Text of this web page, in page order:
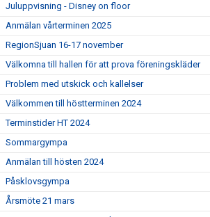
Juluppvisning - Disney on floor
Anmälan vårterminen 2025
RegionSjuan 16-17 november
Välkomna till hallen för att prova föreningskläder
Problem med utskick och kallelser
Välkommen till höstterminen 2024
Terminstider HT 2024
Sommargympa
Anmälan till hösten 2024
Påsklovsgympa
Årsmöte 21 mars